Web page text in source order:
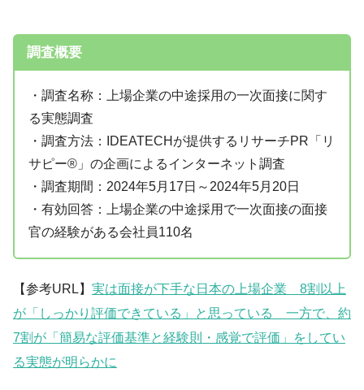
調査概要
・調査名称：上場企業の中途採用の一次面接に関す
る実態調査
・調査方法：IDEATECHが提供するリサーチPR「リ
サピー®︎」の企画によるインターネット調査
・調査期間：2024年5月17日～2024年5月20日
・有効回答：上場企業の中途採用で一次面接の面接
官の経験がある会社員110名
【参考URL】 実は面接が下手な日本の上場企業 8割以上
が「しっかり評価できている」と思っている 一方で、約
7割が「簡易な評価基準と経験則・感覚で評価」をしてい
る実態が明らかに